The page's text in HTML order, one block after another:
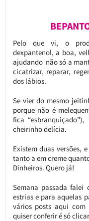
Pelo que vi, o
dexpantenol, a boa,
ajudando não só a
cicatrizar, reparar,
dos lábios.
Se vier do mesmo
porque não é
fica
cheirinho delícia.
Existem duas versões,
tanto a em creme
Dinheiros. Quero já!
Semana passada falei
estrias e para aquelas
vários posts aqui
quiser conferir é só clicar